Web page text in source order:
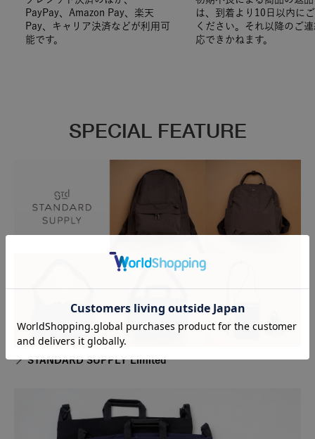
PayPay、Amazon Pay、楽天
Pay、キャリア決済などが利用可
能です。
は、到着より10日以内に
ください。それ以降のご
応できかねます。
SPECIAL FEATURE
STANDARD SUPPLY Limited